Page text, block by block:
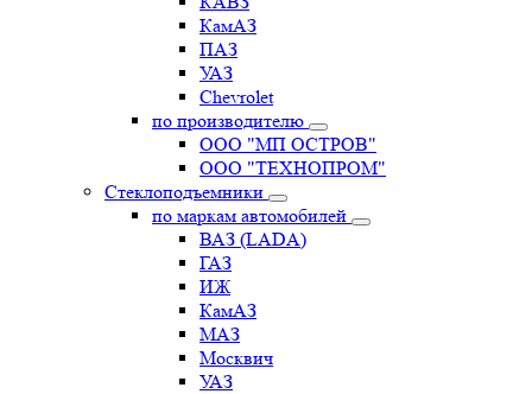
КамАЗ
ПАЗ
УАЗ
Chevrolet
по производителю
ООО "МП ОСТРОВ"
ООО "ТЕХНОПРОМ"
Стеклоподъемники
по маркам автомобилей
ВАЗ (LADA)
ГАЗ
ИЖ
КамАЗ
МАЗ
Москвич
УАЗ